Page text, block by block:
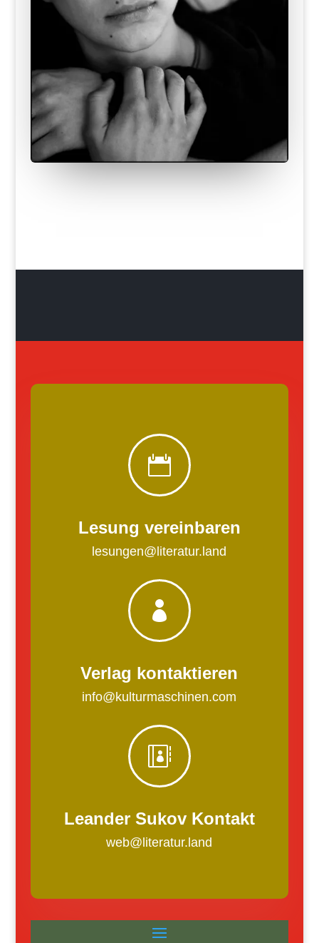

Lesung vereinbaren
lesungen@literatur.land

Verlag kontaktieren
info@kulturmaschinen.com

Leander Sukov Kontakt
web@literatur.land